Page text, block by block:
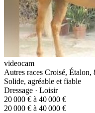
videocam
Autres races Croisé,
Solide, agréable et fiable
Dressage · Loisir
20 000 € à 40 000 €
20 000 € à 40 000 €